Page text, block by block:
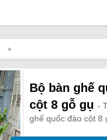
Bộ bàn ghế
cột 8 gỗ gụ -
ghế quốc đào cột 8